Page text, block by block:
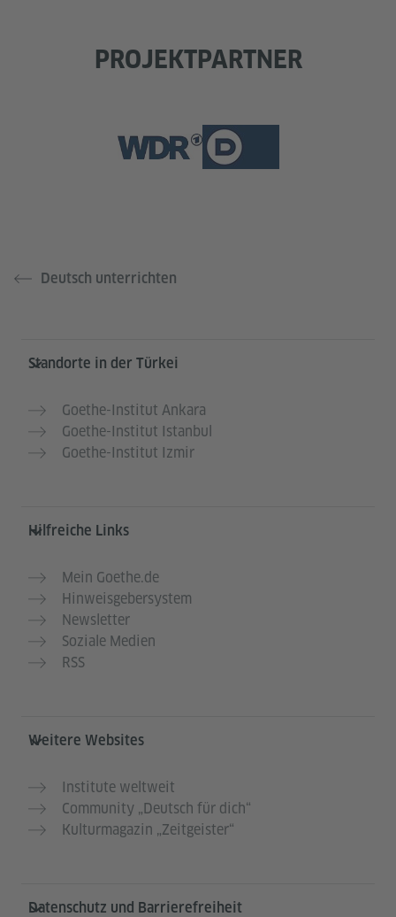
PROJEKTPARTNER
Deutsch unterrichten
Service- und Informationsbereich
Standorte in der Türkei
Goethe-Institut Ankara
Goethe-Institut Istanbul
Goethe-Institut Izmir
Hilfreiche Links
Mein Goethe.de
Hinweisgebersystem
Newsletter
Soziale Medien
RSS
Weitere Websites
Institute weltweit
Community „Deutsch für dich“
Kulturmagazin „Zeitgeister“
Datenschutz und Barrierefreiheit